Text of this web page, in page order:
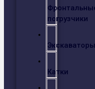
погрузчики
Экскаваторы
Катки